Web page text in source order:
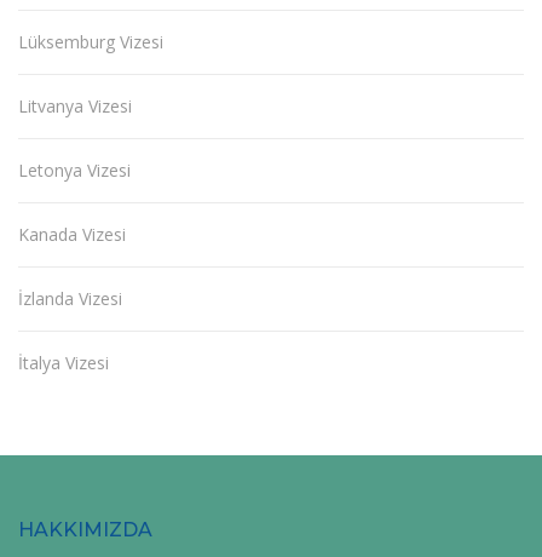
Lüksemburg Vizesi
Litvanya Vizesi
Letonya Vizesi
Kanada Vizesi
İzlanda Vizesi
İtalya Vizesi
HAKKIMIZDA